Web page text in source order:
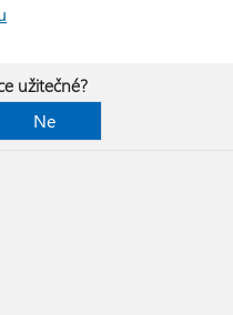
užitečné?
Ne